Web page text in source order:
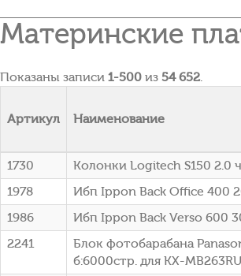
Материнские
Показаны записи 1-500 из 54 652.
Артикул Наименование
1730
Колонки Logitech S150 2.0
1978
Ибп Ippon Back Office 400
1986
Ибп Ippon Back Verso 600
2241
Блок фотобарабана
б:6000стр. для KX-